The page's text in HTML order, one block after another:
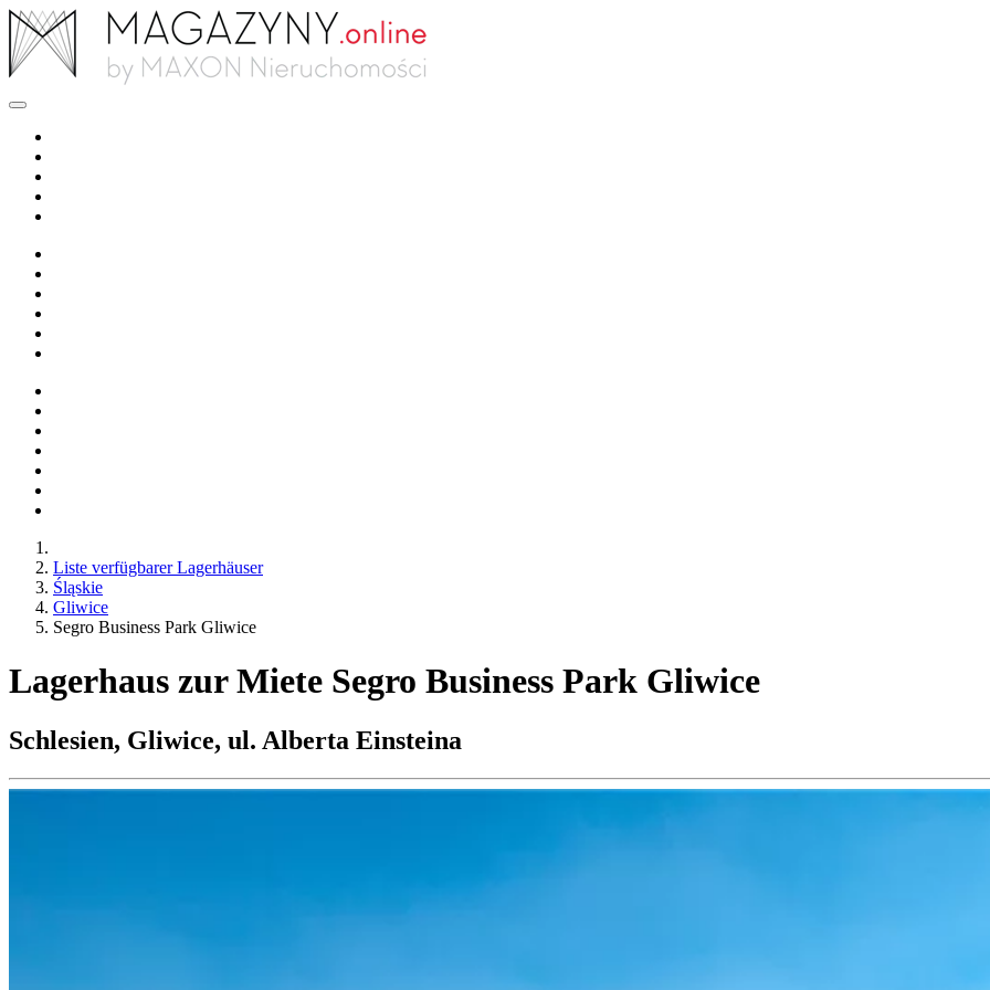
Liste verfügbarer Lagerhäuser
Śląskie
Gliwice
Segro Business Park Gliwice
Lagerhaus zur Miete Segro Business Park Gliwice
Schlesien, Gliwice, ul. Alberta Einsteina